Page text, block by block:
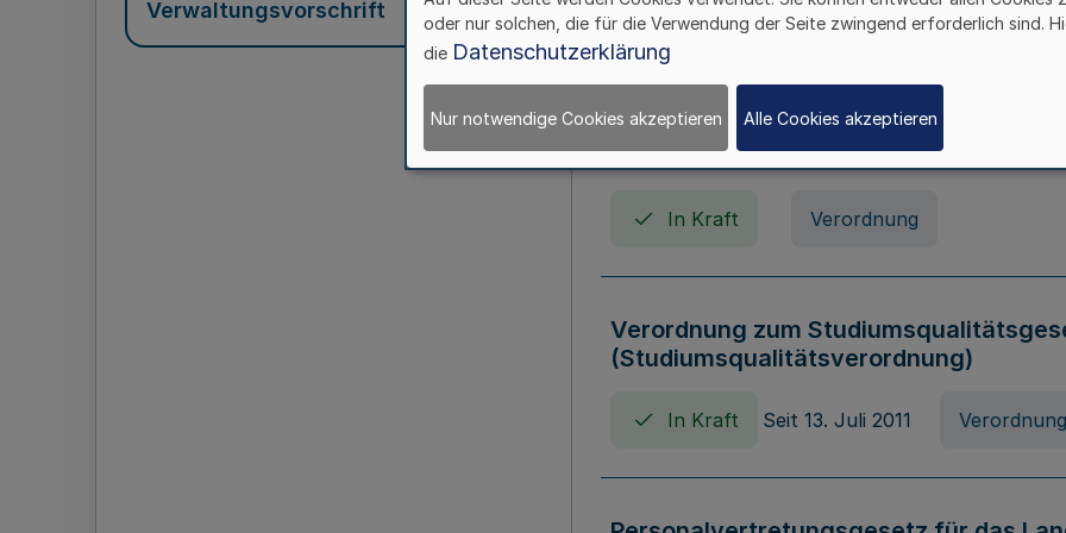
Verwaltungsvorschrift In Kraft Seit 01. April 2008 Gesetz
Verordnung über Beihilfen in Geburts-
Todesfällen (Beihilfenverordnung NRW
In Kraft Verordnung
Verordnung zum
(Studiumsqualitätsverordnung)
In Kraft Seit 13. Juli 2011 Verordnung
oder nur solchen, die für die Verwendung der Seite zwingend erforderlich sind.
die Datenschutzerklärung
Nur notwendige Cookies akzeptieren Alle Cookies akzeptieren